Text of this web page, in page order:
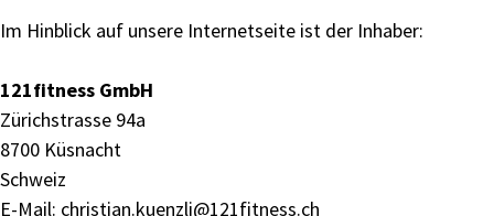
Im Hinblick auf unsere Internetseite ist der Inhaber:
121fitness GmbH
Zürichstrasse 94a
8700 Küsnacht
Schweiz
E-Mail: christian.kuenzli@121fitness.ch